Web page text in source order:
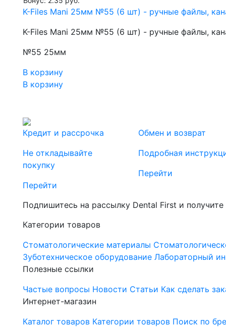
K-Files Mani 25мм №55 (6 шт) - ручные файлы,
K-Files Mani 25мм №55 (6 шт) - ручные файлы,
№55 25мм
В корзину
В корзину
Кредит и рассрочка
Не откладывайте
покупку
Перейти
Обмен и возврат
Подробная
Перейти
Подпишитесь на рассылку Dental First и
Категории товаров
Стоматологические материалы
Зуботехническое оборудование Лабораторный
Полезные ссылки
Частые вопросы Новости Статьи Как сделать
Интернет-магазин
Каталог товаров Категории товаров Поиск по